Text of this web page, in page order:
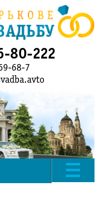
80-222
68-7